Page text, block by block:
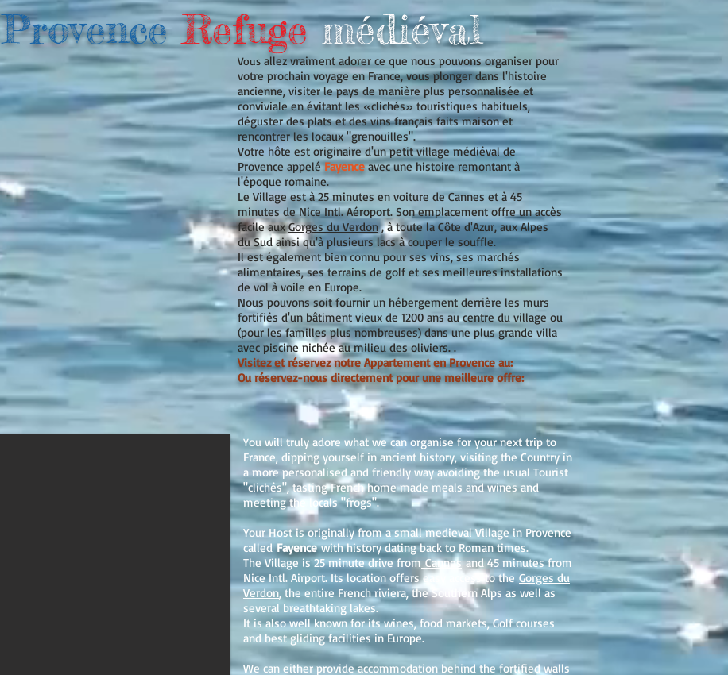
Provence Refuge médiéval
Vous allez vraiment adorer ce que nous pouvons organiser pour
votre prochain voyage en France, vous plonger dans l'histoire
ancienne, visiter le pays de manière plus personnalisée et
conviviale en évitant les «clichés» touristiques habituels,
déguster des plats et des vins français faits maison et
rencontrer les locaux "grenouilles".
Votre hôte est originaire d'un petit village médiéval de
Provence appeléFayenceavec une histoire remontant à
l'époque romaine.
Le Village est à 25 minutes en voiture deCannes et à 45
minutes de Nice Intl. Aéroport. Son emplacement offre un accès
facile auxGorges du Verdon, à toute la Côte d'Azur, aux Alpes
du Sud ainsi qu'à plusieurs lacs à couper le souffle.
Il est également bien connu pour ses vins, ses marchés
alimentaires, ses terrains de golf et ses meilleures installations
de vol à voile en Europe.
Nous pouvons soit fournir un hébergement derrière les murs
fortifiés d'un bâtiment vieux de 1200 ans au centre du village ou
(pour les familles plus nombreuses) dans une plus grande villa
avec piscine nichée au milieu des oliviers. .
Visitez et réservez notre Appartement en Provence au:
Ou réservez-nous directement pour une meilleure offre:
You will truly adore what we can organise for your next trip to
France, dipping yourself in ancient history, visiting the Country in
a more personalised and friendly way avoiding the usual Tourist
"clichés", tasting French home made meals and wines and
meeting the locals "frogs".
Your Host is originally from a small medieval Village in Provence
calledFayencewith history dating back to Roman times.
The Village is 25 minute drive fromCannesand 45 minutes from
Nice Intl. Airport. Its location offers easy access to the Gorges du
Verdon, the entire French riviera, the Southern Alps as well as
several breathtaking lakes.
It is also well known for its wines, food markets, Golf courses
and best gliding facilities in Europe.
We can either provide accommodation behind the fortified walls